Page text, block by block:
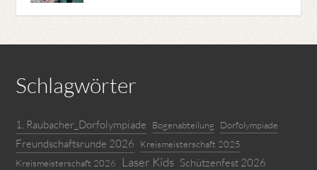
Schlagwörter
1. Raubacher_Dorfolympiade Bogenabteilung Dorfolympiade
Freundschaftsrunde 2026
Kreismeisterschaft 2025
Kreismeisterschaft 2026
Laser Kids Schützenfest 2026